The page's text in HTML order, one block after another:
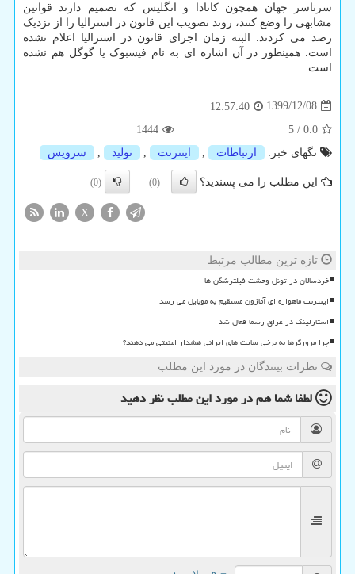
سرتاسر جهان همچون کانادا و انگلیس که تصمیم دارند قوانین
مشابهی را وضع کنند، روند تصویب این قانون در استرالیا را از نزدیک
رصد می کردند. البته زمان اجرای قانون در استرالیا اعلام نشده
است. همینطور در آن اشاره ای به نام فیسبوک یا گوگل هم نشده
است.
1399/12/08
12:57:40
0.0
/
5
1444
تگهای خبر:
ارتباطات , اینترنت , تولید , سرویس
این مطلب را می پسندید؟ (0)
(0)
X
تازه ترین مطالب مرتبط
خردسالان در تونل وحشت فیلترشکن ها
اینترنت ماهواره ای آمازون مستقیم به موبایل می رسد
استارلینک در عراق رسما فعال شد
چرا مرورگرها به برخی سایت های ایرانی هشدار امنیتی می دهند؟
نظرات بینندگان در مورد این مطلب
لطفا شما همدر مورد این مطلبنظر دهید